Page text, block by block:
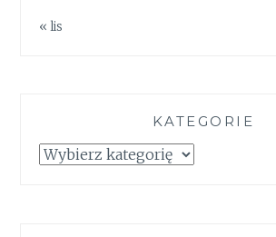
« lis
KATEGORIE
Kategorie